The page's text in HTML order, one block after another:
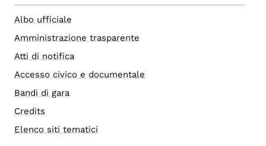
Albo ufficiale
Amministrazione trasparente
Atti di notifica
Accesso civico e documentale
Bandi di gara
Credits
Elenco siti tematici